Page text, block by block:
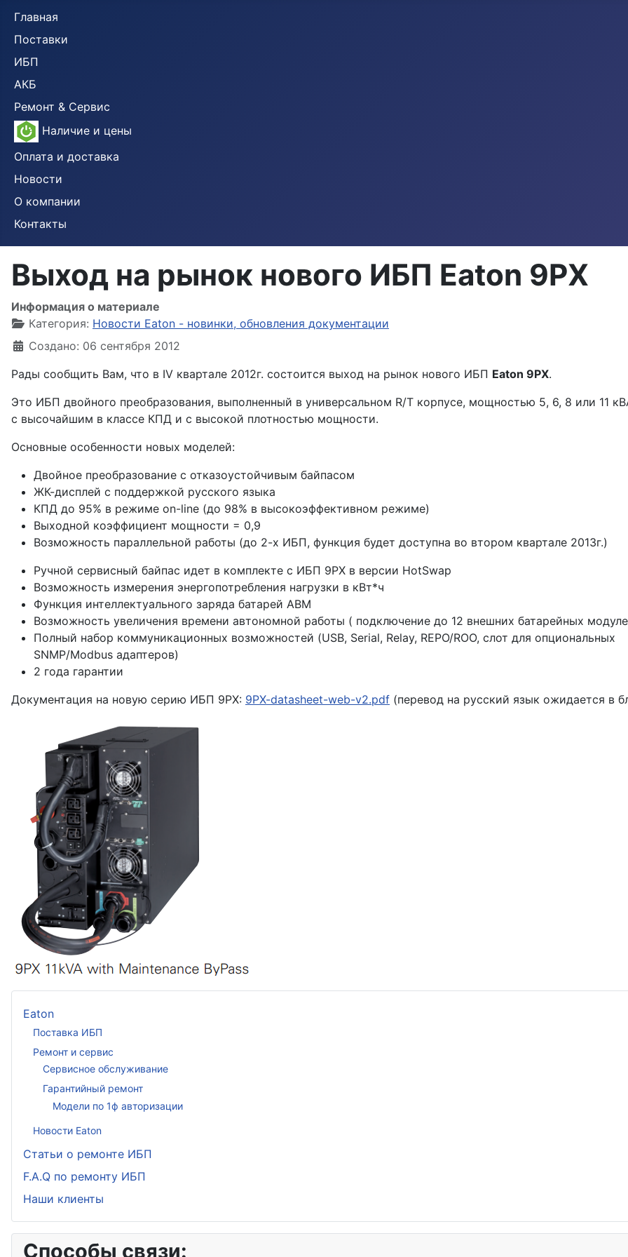
Главная
Поставки
ИБП
АКБ
Ремонт & Сервис
Наличие и цены
Оплата и доставка
Новости
О компании
Контакты
Eaton
Поставка ИБП
Ремонт и сервис
Сервисное обслуживание
Гарантийный ремонт
Модели по 1ф авторизации
Новости Eaton
Статьи о ремонте ИБП
F.A.Q по ремонту ИБП
Наши клиенты
Способы связи:
Выход на рынок нового ИБП Eaton 9PX
Информация о материале
Категория: Новости Eaton - новинки, обновления документации
Создано: 06 сентября 2012
Рады сообщить Вам, что в IV квартале 2012г. состоится выход на рынок нового ИБП Eaton 9PX.
Это ИБП двойного преобразования, выполненный в универсальном R/T корпусе, мощностью 5, 6, 8 или 11
с высочайшим в классе КПД и с высокой плотностью мощности.
Основные особенности новых моделей:
Двойное преобразование с отказоустойчивым байпасом
ЖК-дисплей с поддержкой русского языка
КПД до 95% в режиме on-line (до 98% в высокоэффективном режиме)
Выходной коэффициент мощности = 0,9
Возможность параллельной работы (до 2-х ИБП, функция будет доступна во втором квартале 2013г.)
Ручной сервисный байпас идет в комплекте с ИБП 9РХ в версии HotSwap
Возможность измерения энергопотребления нагрузки в кВт*ч
Функция интеллектуального заряда батарей АВМ
Возможность увеличения времени автономной работы ( подключение до 12 внешних батарейных
Полный набор коммуникационных возможностей (USB, Serial, Relay, REPO/ROO, слот для опциональных
SNMP/Modbus адаптеров)
2 года гарантии
Документация на новую серию ИБП 9PX: 9PX-datasheet-web-v2.pdf (перевод на русский язык ожидается в